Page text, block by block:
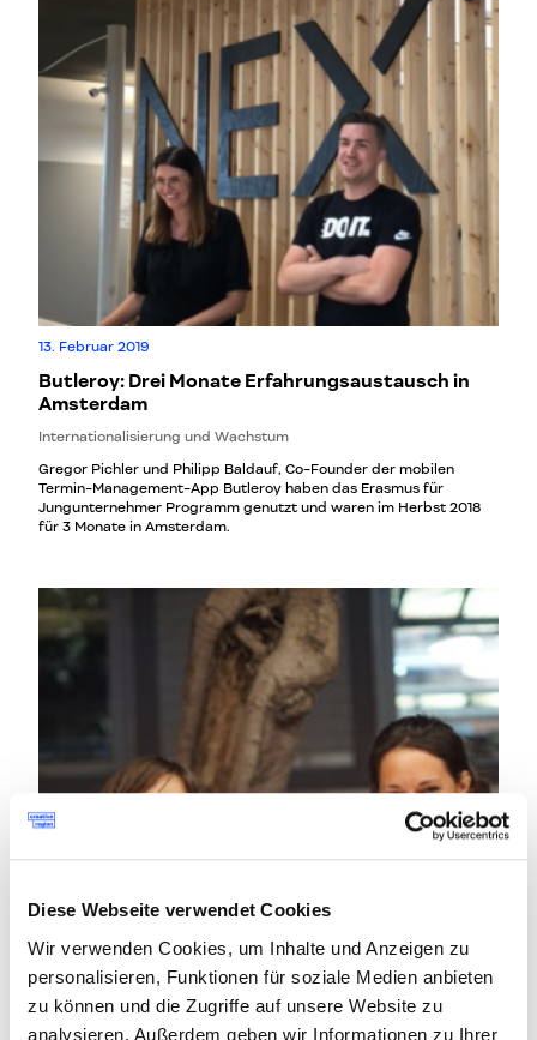
Diese Webseite verwendet Cookies
Wir verwenden Cookies, um Inhalte und Anzeigen zu
personalisieren, Funktionen für soziale Medien anbieten
zu können und die Zugriffe auf unsere Website zu
analysieren. Außerdem geben wir Informationen zu Ihrer
13. Februar 2019
Butleroy: Drei Monate Erfahrungsaustausch in
Amsterdam
Internationalisierung und Wachstum
Gregor Pichler und Philipp Baldauf, Co-Founder der mobilen
Termin-Management-App Butleroy haben das Erasmus für
Jungunternehmer Programm genutzt und waren im Herbst 2018
für 3 Monate in Amsterdam.